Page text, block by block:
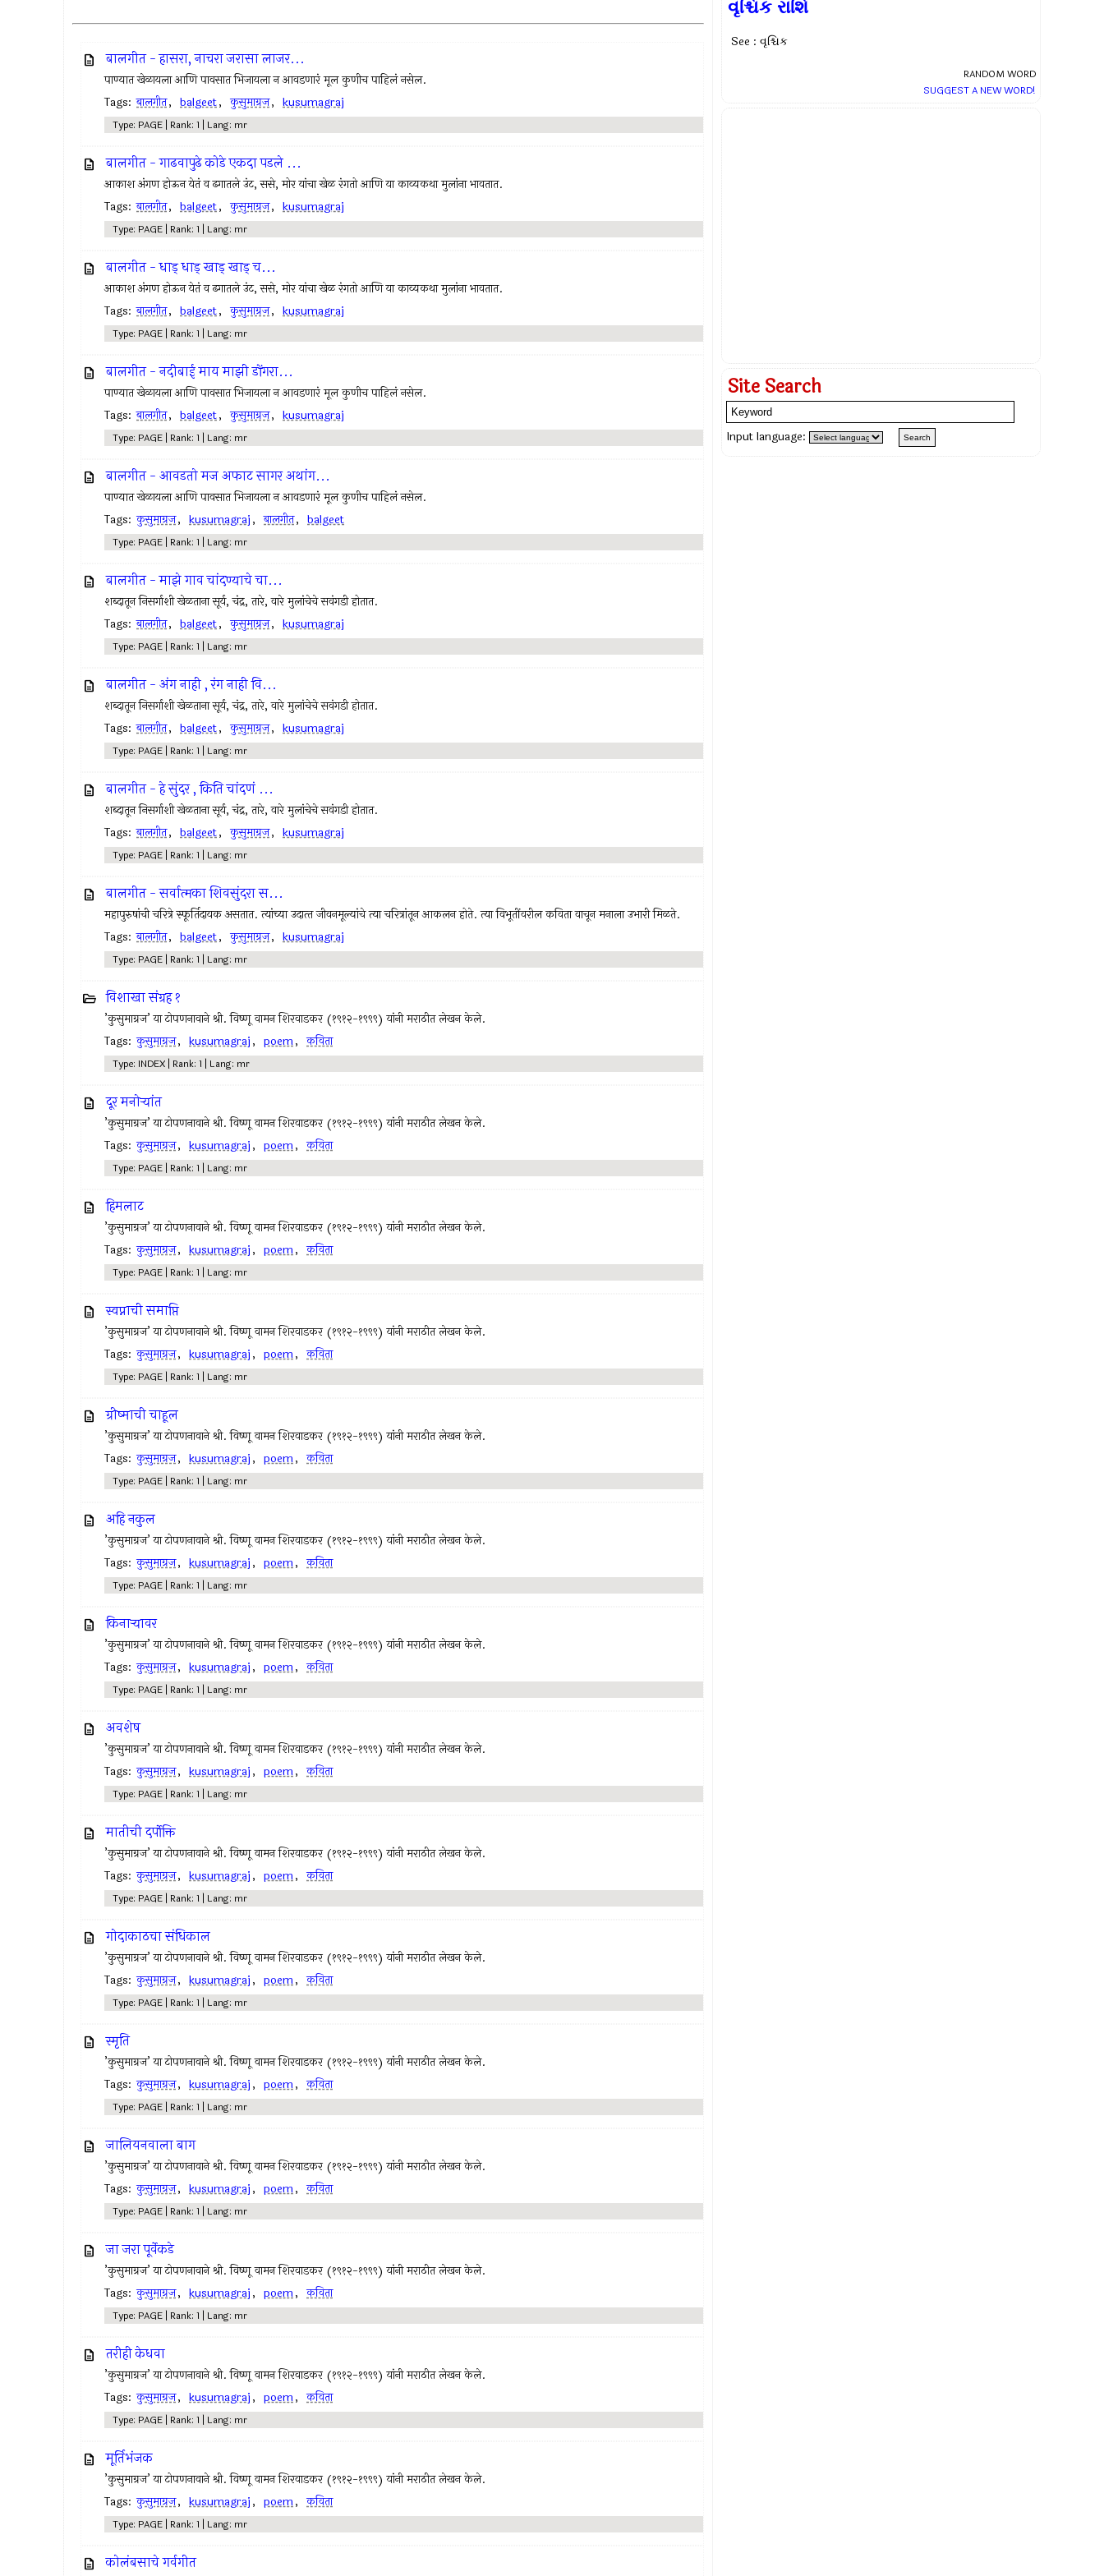
बालगीत - हासरा, नाचरा जरासा लाजर...
पाण्यात खेळायला आणि पावसात भिजायला न आवडणारं मूल कुणीच पाहिलं नसेल.
Tags: बालगीत, balgeet, कुसुमाग्रज, kusumagraj
Type: PAGE | Rank: 1 | Lang: mr
बालगीत - गाढवापुढे कोडे एकदा पडले ...
आकाश अंगण होऊन येतं व ढगातले उंट, ससे, मोर यांचा खेळ रंगतो आणि या काव्यकथा मुलांना भावतात.
Tags: बालगीत, balgeet, कुसुमाग्रज, kusumagraj
Type: PAGE | Rank: 1 | Lang: mr
बालगीत - धाड् धाड् खाड् खाड् च...
आकाश अंगण होऊन येतं व ढगातले उंट, ससे, मोर यांचा खेळ रंगतो आणि या काव्यकथा मुलांना भावतात.
Tags: बालगीत, balgeet, कुसुमाग्रज, kusumagraj
Type: PAGE | Rank: 1 | Lang: mr
बालगीत - नदीबाई माय माझी डोंगरा...
पाण्यात खेळायला आणि पावसात भिजायला न आवडणारं मूल कुणीच पाहिलं नसेल.
Tags: बालगीत, balgeet, कुसुमाग्रज, kusumagraj
Type: PAGE | Rank: 1 | Lang: mr
बालगीत - आवडतो मज अफाट सागर अथांग...
पाण्यात खेळायला आणि पावसात भिजायला न आवडणारं मूल कुणीच पाहिलं नसेल.
Tags: कुसुमाग्रज, kusumagraj, बालगीत, balgeet
Type: PAGE | Rank: 1 | Lang: mr
बालगीत - माझे गाव चांदण्याचे चा...
शब्दातून निसर्गाशी खेळताना सूर्य, चंद्र, तारे, वारे मुलांचेचे सवंगडी होतात.
Tags: बालगीत, balgeet, कुसुमाग्रज, kusumagraj
Type: PAGE | Rank: 1 | Lang: mr
बालगीत - अंग नाही , रंग नाही वि...
शब्दातून निसर्गाशी खेळताना सूर्य, चंद्र, तारे, वारे मुलांचेचे सवंगडी होतात.
Tags: बालगीत, balgeet, कुसुमाग्रज, kusumagraj
Type: PAGE | Rank: 1 | Lang: mr
बालगीत - हे सुंदर , किति चांदणं ...
शब्दातून निसर्गाशी खेळताना सूर्य, चंद्र, तारे, वारे मुलांचेचे सवंगडी होतात.
Tags: बालगीत, balgeet, कुसुमाग्रज, kusumagraj
Type: PAGE | Rank: 1 | Lang: mr
बालगीत - सर्वात्मका शिवसुंदरा स...
महापुरुषांची चरित्रे स्फूर्तिदायक असतात. त्यांच्या उदात्‍त जीवनमूल्यांचे त्या चरित्रांतून आकलन होते. त्या विभूतींवरील कविता वाचून मनाला उभारी मिळते.
Tags: बालगीत, balgeet, कुसुमाग्रज, kusumagraj
Type: PAGE | Rank: 1 | Lang: mr
विशाखा संग्रह १
’कुसुमाग्रज’ या टोपणनावाने श्री. विष्णू वामन शिरवाडकर (१९१२-१९९९) यांनी मराठीत लेखन केले.
Tags: कुसुमाग्रज, kusumagraj, poem, कविता
Type: INDEX | Rank: 1 | Lang: mr
दूर मनोर्‍यांत
’कुसुमाग्रज’ या टोपणनावाने श्री. विष्णू वामन शिरवाडकर (१९१२-१९९९) यांनी मराठीत लेखन केले.
Tags: कुसुमाग्रज, kusumagraj, poem, कविता
Type: PAGE | Rank: 1 | Lang: mr
हिमलाट
’कुसुमाग्रज’ या टोपणनावाने श्री. विष्णू वामन शिरवाडकर (१९१२-१९९९) यांनी मराठीत लेखन केले.
Tags: कुसुमाग्रज, kusumagraj, poem, कविता
Type: PAGE | Rank: 1 | Lang: mr
स्वप्नाची समाप्ति
’कुसुमाग्रज’ या टोपणनावाने श्री. विष्णू वामन शिरवाडकर (१९१२-१९९९) यांनी मराठीत लेखन केले.
Tags: कुसुमाग्रज, kusumagraj, poem, कविता
Type: PAGE | Rank: 1 | Lang: mr
ग्रीष्माची चाहूल
’कुसुमाग्रज’ या टोपणनावाने श्री. विष्णू वामन शिरवाडकर (१९१२-१९९९) यांनी मराठीत लेखन केले.
Tags: कुसुमाग्रज, kusumagraj, poem, कविता
Type: PAGE | Rank: 1 | Lang: mr
अहि नकुल
’कुसुमाग्रज’ या टोपणनावाने श्री. विष्णू वामन शिरवाडकर (१९१२-१९९९) यांनी मराठीत लेखन केले.
Tags: कुसुमाग्रज, kusumagraj, poem, कविता
Type: PAGE | Rank: 1 | Lang: mr
किनार्‍यावर
’कुसुमाग्रज’ या टोपणनावाने श्री. विष्णू वामन शिरवाडकर (१९१२-१९९९) यांनी मराठीत लेखन केले.
Tags: कुसुमाग्रज, kusumagraj, poem, कविता
Type: PAGE | Rank: 1 | Lang: mr
अवशेष
’कुसुमाग्रज’ या टोपणनावाने श्री. विष्णू वामन शिरवाडकर (१९१२-१९९९) यांनी मराठीत लेखन केले.
Tags: कुसुमाग्रज, kusumagraj, poem, कविता
Type: PAGE | Rank: 1 | Lang: mr
मातीची दर्पोक्ति
’कुसुमाग्रज’ या टोपणनावाने श्री. विष्णू वामन शिरवाडकर (१९१२-१९९९) यांनी मराठीत लेखन केले.
Tags: कुसुमाग्रज, kusumagraj, poem, कविता
Type: PAGE | Rank: 1 | Lang: mr
गोदाकाठचा संधिकाल
’कुसुमाग्रज’ या टोपणनावाने श्री. विष्णू वामन शिरवाडकर (१९१२-१९९९) यांनी मराठीत लेखन केले.
Tags: कुसुमाग्रज, kusumagraj, poem, कविता
Type: PAGE | Rank: 1 | Lang: mr
स्मृति
’कुसुमाग्रज’ या टोपणनावाने श्री. विष्णू वामन शिरवाडकर (१९१२-१९९९) यांनी मराठीत लेखन केले.
Tags: कुसुमाग्रज, kusumagraj, poem, कविता
Type: PAGE | Rank: 1 | Lang: mr
जालियनवाला बाग
’कुसुमाग्रज’ या टोपणनावाने श्री. विष्णू वामन शिरवाडकर (१९१२-१९९९) यांनी मराठीत लेखन केले.
Tags: कुसुमाग्रज, kusumagraj, poem, कविता
Type: PAGE | Rank: 1 | Lang: mr
जा जरा पूर्वेकडे
’कुसुमाग्रज’ या टोपणनावाने श्री. विष्णू वामन शिरवाडकर (१९१२-१९९९) यांनी मराठीत लेखन केले.
Tags: कुसुमाग्रज, kusumagraj, poem, कविता
Type: PAGE | Rank: 1 | Lang: mr
तरीही केधवा
’कुसुमाग्रज’ या टोपणनावाने श्री. विष्णू वामन शिरवाडकर (१९१२-१९९९) यांनी मराठीत लेखन केले.
Tags: कुसुमाग्रज, kusumagraj, poem, कविता
Type: PAGE | Rank: 1 | Lang: mr
मूर्तिभंजक
’कुसुमाग्रज’ या टोपणनावाने श्री. विष्णू वामन शिरवाडकर (१९१२-१९९९) यांनी मराठीत लेखन केले.
Tags: कुसुमाग्रज, kusumagraj, poem, कविता
Type: PAGE | Rank: 1 | Lang: mr
कोलंबसाचे गर्वगीत
વૃશ્ચિક રાશિ
See : વૃશ્ચિક
RANDOM WORD
SUGGEST A NEW WORD!
Site Search
Input language: